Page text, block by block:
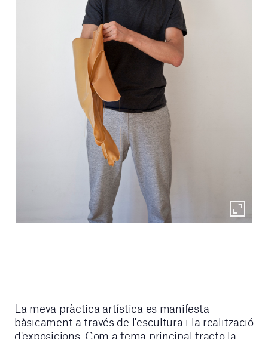
La meva pràctica artística es manifesta
bàsicament a través de l'escultura i la realització
d'exposicions. Com a tema principal tracto la